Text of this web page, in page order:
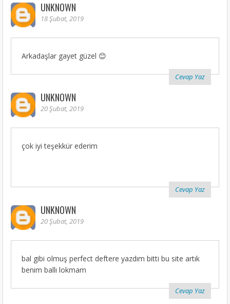
UNKNOWN
18 Şubat, 2019
Arkadaşlar gayet güzel 😊
Cevap Yaz
UNKNOWN
20 Şubat, 2019
çok iyi teşekkür ederim
Cevap Yaz
UNKNOWN
20 Şubat, 2019
bal gibi olmuş perfect deftere yazdım bitti bu site artık
benim ballı lokmam
Cevap Yaz